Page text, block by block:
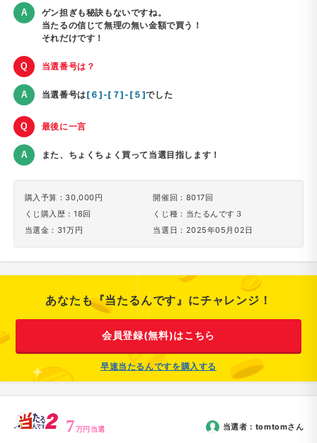
ゲン担ぎも秘訣もないですね。
当たるの信じて無理の無い金額で買う！
それだけです！
当選番号は？
当選番号は[６]-[７]-[５]でした
最後に一言
また、ちょくちょく買って当選目指します！
購入予算：30,000円
くじ購入歴：18回
当選金：31万円
開催回：8017回
くじ種：当たるんです３
当選日：2025年05月02日
あなたも『当たるんです』にチャレンジ！
会員登録(無料)はこちら
早速当たるんですを購入する
7万円当選 当選者： tomtomさん